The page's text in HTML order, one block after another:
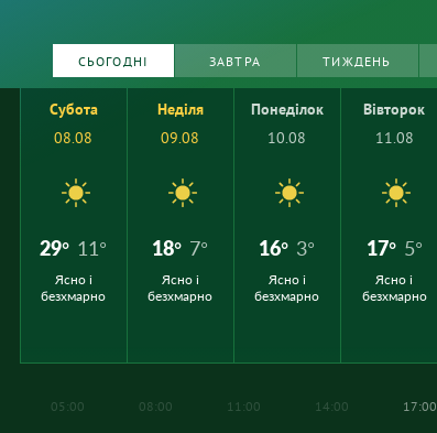
СЬОГОДНІ ЗАВТРА ТИЖДЕНЬ
Субота
08.08
29° 11°
Ясно і
безхмарно
Неділя
09.08
18° 7°
Ясно і
безхмарно
Понеділок
10.08
16° 3°
Ясно і
безхмарно
Вівторок
11.08
17° 5°
Ясно і
безхмарно
05:00 08:00 11:00 14:00 17:00